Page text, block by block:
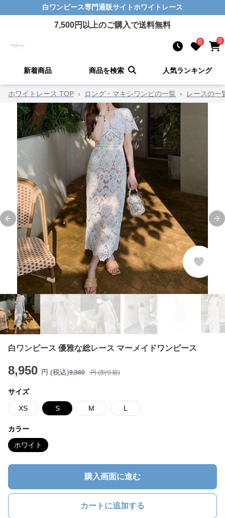
白ワンピース専門通販サイトホワイトレース
7,500円以上のご購入で送料無料
0 0
新着商品 商品を検索 人気ランキング
ホワイトレース TOP › ロング・マキシワンピの一覧 › レースの一
Previous slide
白ワンピース 優雅な総レース マーメイドワンピース
8,950 円 (税込)9,980 円 (割引前)
サイズ
XS S M L
カラー
ホワイト
購入画面に進む
カートに追加する